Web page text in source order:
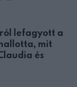
lefagyott a
mit
és